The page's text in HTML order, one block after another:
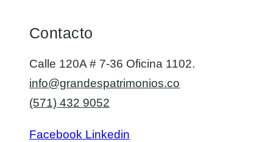
Contacto
Calle 120A # 7-36 Oficina 1102.
info@grandespatrimonios.co
(571) 432 9052
Facebook Linkedin